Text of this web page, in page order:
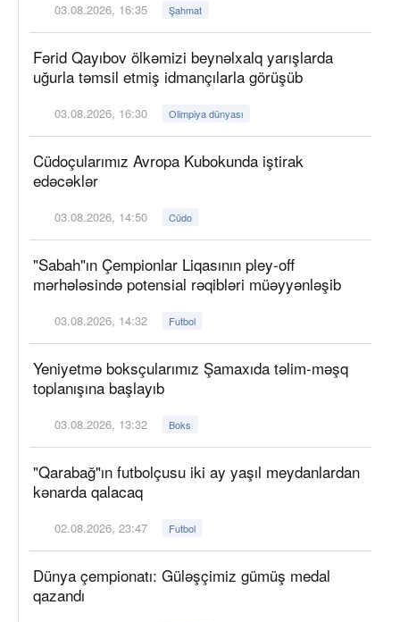
03.08.2026, 16:35 Şahmat
Fərid Qayıbov ölkəmizi beynəlxalq yarışlarda
uğurla təmsil etmiş idmançılarla görüşüb
03.08.2026, 16:30 Olimpiya dünyası
Cüdoçularımız Avropa Kubokunda iştirak
edəcəklər
03.08.2026, 14:50 Cüdo
"Sabah"ın Çempionlar Liqasının pley-off
mərhələsində potensial rəqibləri müəyyənləşib
03.08.2026, 14:32 Futbol
Yeniyetmə boksçularımız Şamaxıda təlim-məşq
toplanışına başlayıb
03.08.2026, 13:32 Boks
"Qarabağ"ın futbolçusu iki ay yaşıl meydanlardan
kənarda qalacaq
02.08.2026, 23:47 Futbol
Dünya çempionatı: Güləşçimiz gümüş medal
qazandı